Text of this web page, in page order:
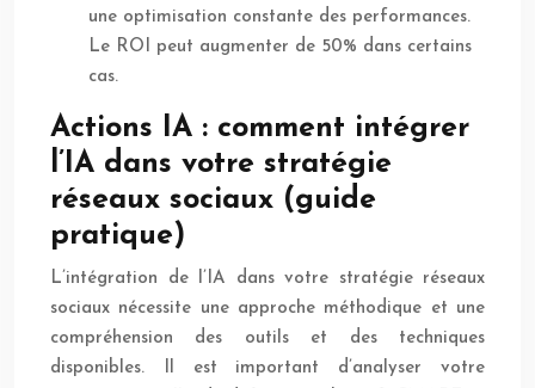
une optimisation constante des performances.
Le ROI peut augmenter de 50% dans certains
cas.
Actions IA : comment intégrer
l’IA dans votre stratégie
réseaux sociaux (guide
pratique)
L’intégration de l’IA dans votre stratégie réseaux
sociaux nécessite une approche méthodique et une
compréhension des outils et des techniques
disponibles. Il est important d’analyser votre